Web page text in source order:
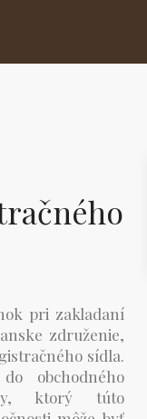
pri zakladaní
združenie,
sídla.
obchodného
ktorý túto